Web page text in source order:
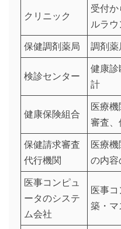
クリニック
受付
ルラ
保健調剤薬局
調剤
検診センター
健康診
計
健康保険組合
医療
審査
保健請求審査
代行機関
医療
の内容
医事コンピュ
ータのシステ
ム会社
医事
築・マ